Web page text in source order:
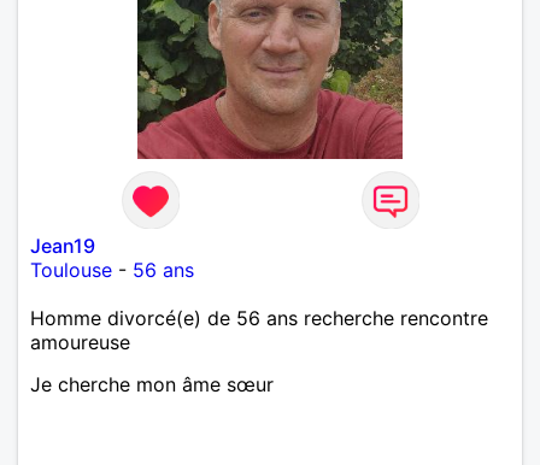
Jean19
Toulouse - 56 ans
Homme divorcé(e) de 56 ans recherche rencontre
amoureuse
Je cherche mon âme sœur